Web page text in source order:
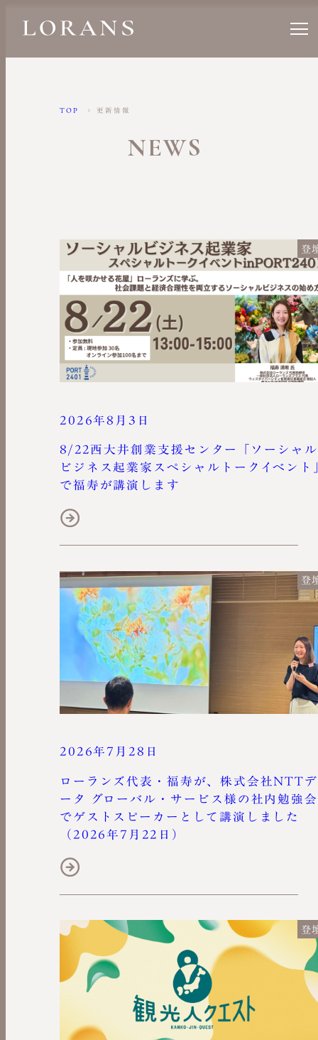
TOP 更新情報
NEWS
登
2026年8月3日
8/22西大井創業支援センター「ソーシャル
ビジネス起業家スペシャルトークイベント
で福寿が講演します
登
2026年7月28日
ローランズ代表・福寿が、株式会社NTTデ
ータ グローバル・サービス様の社内勉強会
でゲストスピーカーとして講演しました
（2026年7月22日）
登